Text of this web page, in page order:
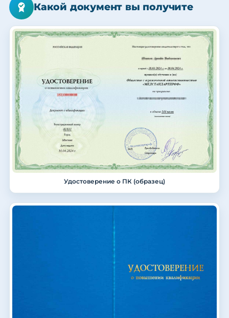
Какой документ вы получите
Удостоверение о ПК (образец)